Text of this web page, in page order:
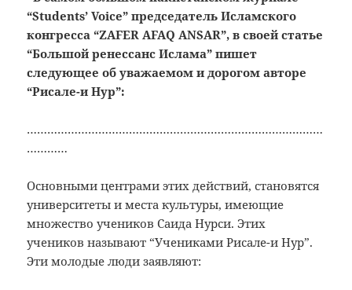
“Students’ Voice” председатель Исламского
конгресса “ZAFER AFAQ ANSAR”, в своей статье
“Большой ренессанс Ислама” пишет
следующее об уважаемом и дорогом авторе
“Рисале-и Нур”:
……………………………………………………………………………
…………
Основными центрами этих действий, становятся
университеты и места культуры, имеющие
множество учеников Саида Нурси. Этих
учеников называют “Учениками Рисале-и Нур”.
Эти молодые люди заявляют: